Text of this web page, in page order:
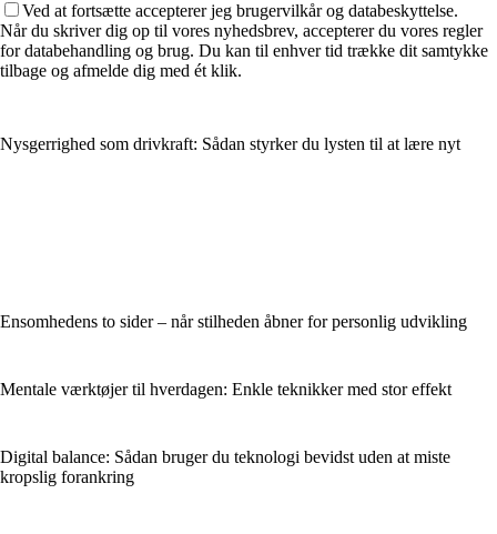
Ved at fortsætte accepterer jeg brugervilkår og databeskyttelse.
Når du skriver dig op til vores nyhedsbrev, accepterer du vores regler
for databehandling og brug. Du kan til enhver tid trække dit samtykke
tilbage og afmelde dig med ét klik.
Nysgerrighed som drivkraft: Sådan styrker du lysten til at lære nyt
Ensomhedens to sider – når stilheden åbner for personlig udvikling
Mentale værktøjer til hverdagen: Enkle teknikker med stor effekt
Digital balance: Sådan bruger du teknologi bevidst uden at miste
kropslig forankring